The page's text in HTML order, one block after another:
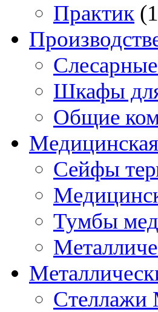
Практик
Шкафы
Общие
Сейфы
Тумбы